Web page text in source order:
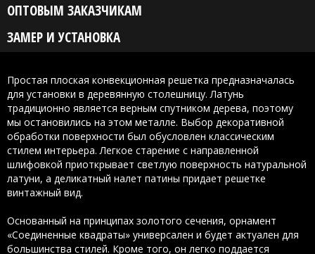
ОПТОВЫМ ЗАКАЗЧИКАМ
ЗАМЕР И УСТАНОВКА
Простая плоская конвекционная решетка предназначалась
для установки в деревянную столешницу. Латунь
традиционно является верным спутником дерева, поэтому
мы остановились на этом металле. Выбор декоративной
обработки поверхности был обусловлен классическим
стилем интерьера. Легкое старение с направленной
шлифовкой приоткрывает светлую поверхность натуральной
латуни, а деликатный налет патины придает решетке
винтажный вид.
Основанный на принципах золотого сечения, орнамент
«Соединенные квадраты» универсален и будет актуален для
большинства стилей. Кроме того, он легко поддается